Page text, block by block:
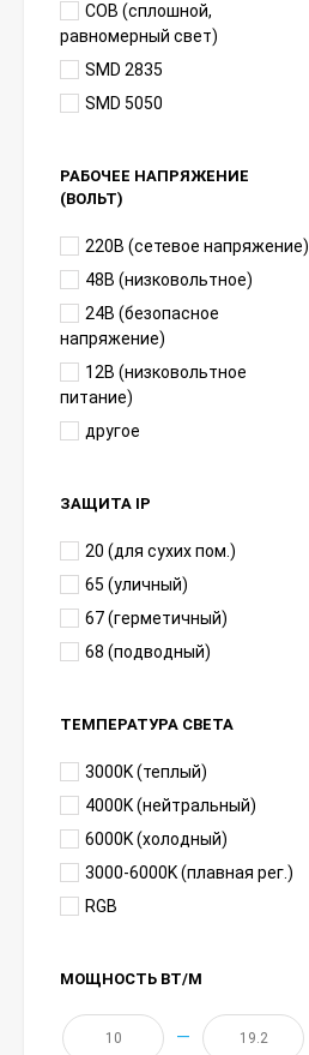
COB (сплошной,
равномерный свет)
SMD 2835
SMD 5050
РАБОЧЕЕ НАПРЯЖЕНИЕ
(ВОЛЬТ)
220В (сетевое напряжение)
48В (низковольтное)
24В (безопасное
напряжение)
12В (низковольтное
питание)
другое
ЗАЩИТА IP
20 (для сухих пом.)
65 (уличный)
67 (герметичный)
68 (подводный)
ТЕМПЕРАТУРА СВЕТА
3000K (теплый)
4000K (нейтральный)
6000K (холодный)
3000-6000K (плавная рег.)
RGB
МОЩНОСТЬ ВТ/М
—